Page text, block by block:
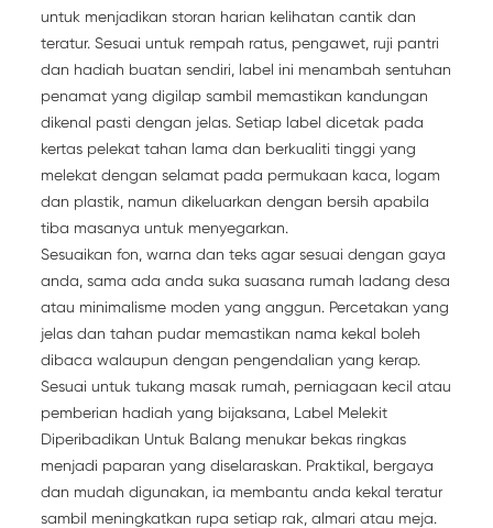
untuk menjadikan storan harian kelihatan cantik dan
teratur. Sesuai untuk rempah ratus, pengawet, ruji pantri
dan hadiah buatan sendiri, label ini menambah sentuhan
penamat yang digilap sambil memastikan kandungan
dikenal pasti dengan jelas. Setiap label dicetak pada
kertas pelekat tahan lama dan berkualiti tinggi yang
melekat dengan selamat pada permukaan kaca, logam
dan plastik, namun dikeluarkan dengan bersih apabila
tiba masanya untuk menyegarkan.
Sesuaikan fon, warna dan teks agar sesuai dengan gaya
anda, sama ada anda suka suasana rumah ladang desa
atau minimalisme moden yang anggun. Percetakan yang
jelas dan tahan pudar memastikan nama kekal boleh
dibaca walaupun dengan pengendalian yang kerap.
Sesuai untuk tukang masak rumah, perniagaan kecil atau
pemberian hadiah yang bijaksana, Label Melekit
Diperibadikan Untuk Balang menukar bekas ringkas
menjadi paparan yang diselaraskan. Praktikal, bergaya
dan mudah digunakan, ia membantu anda kekal teratur
sambil meningkatkan rupa setiap rak, almari atau meja.